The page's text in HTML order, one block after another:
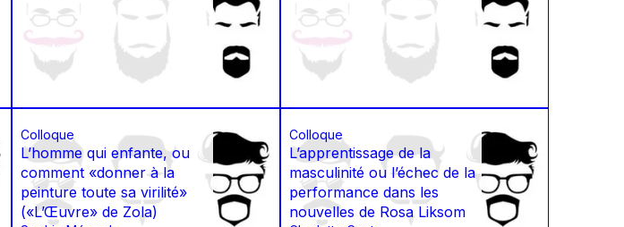
Colloque
L’homme qui enfante, ou
comment «donner à la
peinture toute sa virilité»
(«L’Œuvre» de Zola)
Colloque
L’apprentissage de la
masculinité ou l’échec de la
performance dans les
nouvelles de Rosa Liksom